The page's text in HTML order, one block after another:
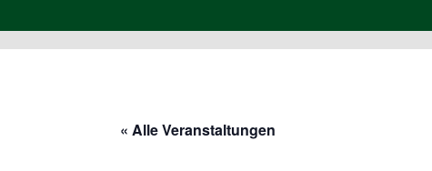
« Alle Veranstaltungen